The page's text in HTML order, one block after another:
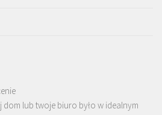
dom lub twoje biuro było w idealnym